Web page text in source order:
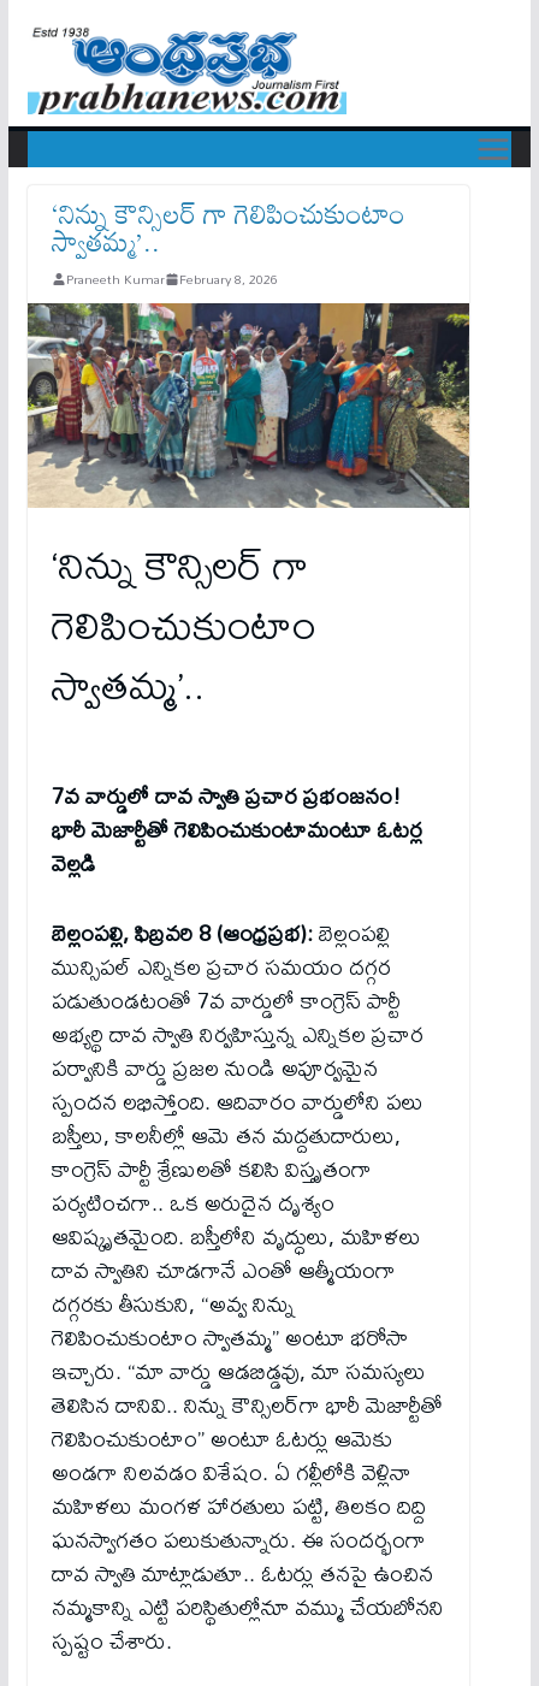
‘నిన్ను కౌన్సిలర్ గా గెలిపించుకుంటాం
స్వాతమ్మ’..
Praneeth Kumar February 8, 2026
‘నిన్ను కౌన్సిలర్ గా
గెలిపించుకుంటాం
స్వాతమ్మ’..
7వ వార్డులో దావ స్వాతి ప్రచార ప్రభంజనం!
భారీ మెజార్టీతో గెలిపించుకుంటామంటూ ఓటర్ల
వెల్లడి
బెల్లంపల్లి, ఫిబ్రవరి 8 (ఆంధ్రప్రభ):బెల్లంపల్లి
మున్సిపల్ ఎన్నికల ప్రచార సమయం దగ్గర
పడుతుండటంతో 7వ వార్డులో కాంగ్రెస్ పార్టీ
అభ్యర్థి దావ స్వాతి నిర్వహిస్తున్న ఎన్నికల ప్రచార
పర్వానికి వార్డు ప్రజల నుండి అపూర్వమైన
స్పందన లభిస్తోంది. ఆదివారం వార్డులోని పలు
బస్తీలు, కాలనీల్లో ఆమె తన మద్దతుదారులు,
కాంగ్రెస్ పార్టీ శ్రేణులతో కలిసి విస్తృతంగా
పర్యటించగా.. ఒక అరుదైన దృశ్యం
ఆవిష్కృతమైంది. బస్తీలోని వృద్ధులు, మహిళలు
దావ స్వాతిని చూడగానే ఎంతో ఆత్మీయంగా
దగ్గరకు తీసుకుని, “అవ్వ నిన్ను
గెలిపించుకుంటాం స్వాతమ్మ” అంటూ భరోసా
ఇచ్చారు. “మా వార్డు ఆడబిడ్డవు, మా సమస్యలు
తెలిసిన దానివి.. నిన్ను కౌన్సిలర్‌గా భారీ మెజార్టీతో
గెలిపించుకుంటాం” అంటూ ఓటర్లు ఆమెకు
అండగా నిలవడం విశేషం. ఏ గల్లీలోకి వెళ్లినా
మహిళలు మంగళ హారతులు పట్టి, తిలకం దిద్ది
ఘనస్వాగతం పలుకుతున్నారు. ఈ సందర్భంగా
దావ స్వాతి మాట్లాడుతూ.. ఓటర్లు తనపై ఉంచిన
నమ్మకాన్ని ఎట్టి పరిస్థితుల్లోనూ వమ్ము చేయబోనని
స్పష్టం చేశారు.